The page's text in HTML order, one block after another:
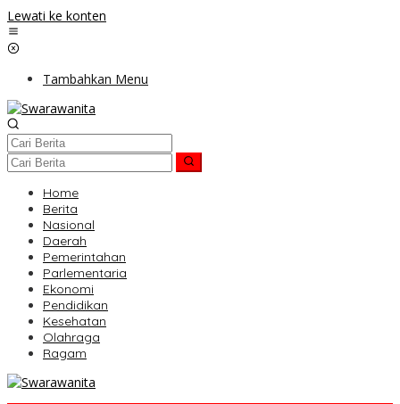
Lewati ke konten
Tambahkan Menu
Home
Berita
Nasional
Daerah
Pemerintahan
Parlementaria
Ekonomi
Pendidikan
Kesehatan
Olahraga
Ragam